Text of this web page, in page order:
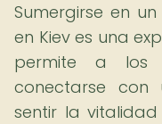
Sumergirse en
en Kiev es una
permite a los
conectarse con
sentir la